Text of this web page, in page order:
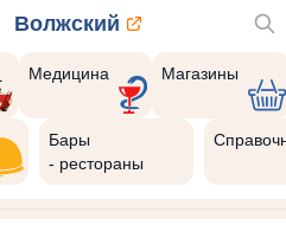
Волжский
Медицина Магазины
Бары
- рестораны